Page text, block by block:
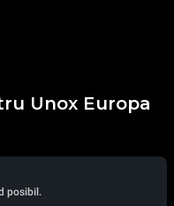
Unox Europa
posibil.